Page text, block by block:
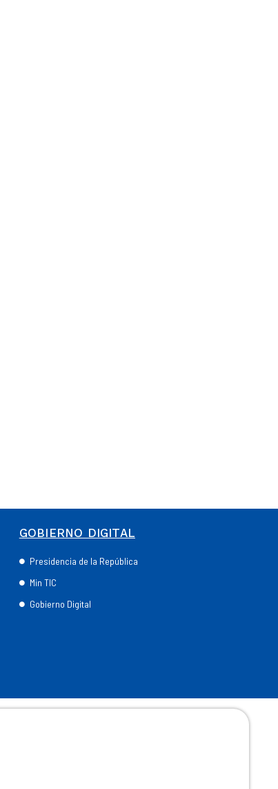
GOBIERNO DIGITAL
Presidencia de la República
Min TIC
Gobierno Digital